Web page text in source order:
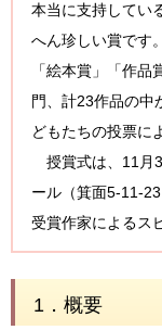
本当に支持してい
へん珍しい賞です。
「絵本賞」「作
門、計23作品の中
どもたちの投票に
授賞式は、11月
ール（箕面5-11-
受賞作家によるス
1．概要